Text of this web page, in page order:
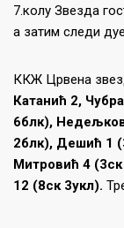
7.колу Звезда
а затим следи
ККЖ Црвена
Катанић 2,
6блк),
2блк), Дешић 1
Митровић 4
12 (8ск 3укл).